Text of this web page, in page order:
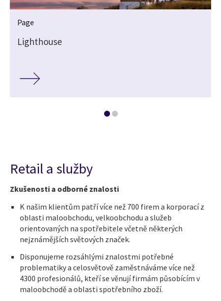
Page
Lighthouse
Retail a služby
Zkušenosti a odborné znalosti
K našim klientům patří více než 700 firem a korporací z
oblasti maloobchodu, velkoobchodu a služeb
orientovaných na spotřebitele včetně některých
nejznámějších světových značek.
Disponujeme rozsáhlými znalostmi potřebné
problematiky a celosvětově zaměstnáváme více než
4300 profesionálů, kteří se věnují firmám působícím v
maloobchodě a oblasti spotřebního zboží.